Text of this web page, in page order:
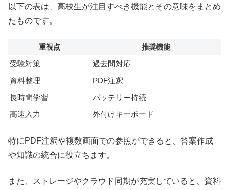
以下の表は、高校生が注目すべき機能とその意味をまとめ
たものです。
重視点 推奨機能
受験対策
過去問対応
資料整理
PDF注釈
長時間学習
バッテリー持続
高速入力
外付けキーボード
特にPDF注釈や複数画面での参照ができると、答案作成
や知識の統合に役立ちます。
また、ストレージやクラウド同期が充実していると、資料